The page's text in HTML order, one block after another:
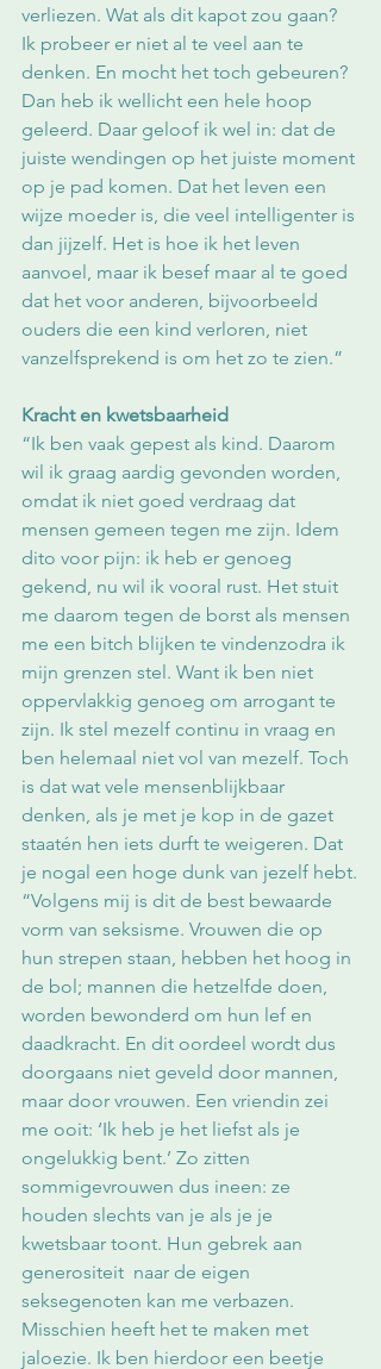
verliezen. Wat als dit kapot zou gaan?
Ik probeer er niet al te veel aan te
denken. En mocht het toch gebeuren?
Dan heb ik wellicht een hele hoop
geleerd. Daar geloof ik wel in: dat de
juiste wendingen op het juiste moment
op je pad komen. Dat het leven een
wijze moeder is, die veel intelligenter is
dan jijzelf. Het is hoe ik het leven
aanvoel, maar ik besef maar al te goed
dat het voor anderen, bijvoorbeeld
ouders die een kind verloren, niet
vanzelfsprekend is om het zo te zien.”
Kracht en kwetsbaarheid
“Ik ben vaak gepest als kind. Daarom
wil ik graag aardig gevonden worden,
omdat ik niet goed verdraag dat
mensen gemeen tegen me zijn. Idem
dito voor pijn: ik heb er genoeg
gekend, nu wil ik vooral rust. Het stuit
me daarom tegen de borst als mensen
me een bitch blijken te vindenzodra ik
mijn grenzen stel. Want ik ben niet
oppervlakkig genoeg om arrogant te
zijn. Ik stel mezelf continu in vraag en
ben helemaal niet vol van mezelf. Toch
is dat wat vele mensenblijkbaar
denken, als je met je kop in de gazet
staatén hen iets durft te weigeren. Dat
je nogal een hoge dunk van jezelf hebt.
“Volgens mij is dit de best bewaarde
vorm van seksisme. Vrouwen die op
hun strepen staan, hebben het hoog in
de bol; mannen die hetzelfde doen,
worden bewonderd om hun lef en
daadkracht. En dit oordeel wordt dus
doorgaans niet geveld door mannen,
maar door vrouwen. Een vriendin zei
me ooit: ‘Ik heb je het liefst als je
ongelukkig bent.’ Zo zitten
sommigevrouwen dus ineen: ze
houden slechts van je als je je
kwetsbaar toont. Hun gebrek aan
generositeit  naar de eigen
seksegenoten kan me verbazen.
Misschien heeft het te maken met
jaloezie. Ik ben hierdoor een beetje